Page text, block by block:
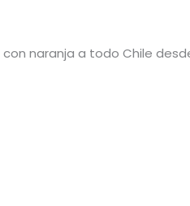
naranja a todo Chile